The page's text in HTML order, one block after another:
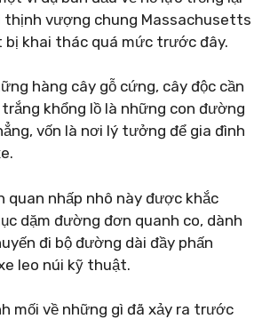
thịnh vượng chung Massachusetts
bị khai thác quá mức trước đây.
hàng cây gỗ cứng, cây độc cần
khổng lồ là những con đường
vốn là nơi lý tưởng để gia đình
quan nhấp nhô này được khắc
dặm đường đơn quanh co, dành
đi bộ đường dài đầy phấn
leo núi kỹ thuật.
mối về những gì đã xảy ra trước